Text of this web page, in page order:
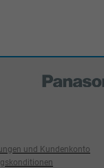
und Kundenkonto